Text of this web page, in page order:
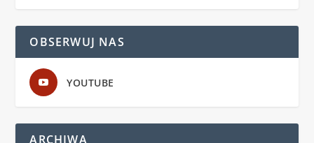
OBSERWUJ NAS
YOUTUBE
ARCHIWA